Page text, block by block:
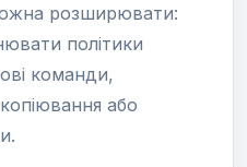
розширювати:
політики
команди,
або